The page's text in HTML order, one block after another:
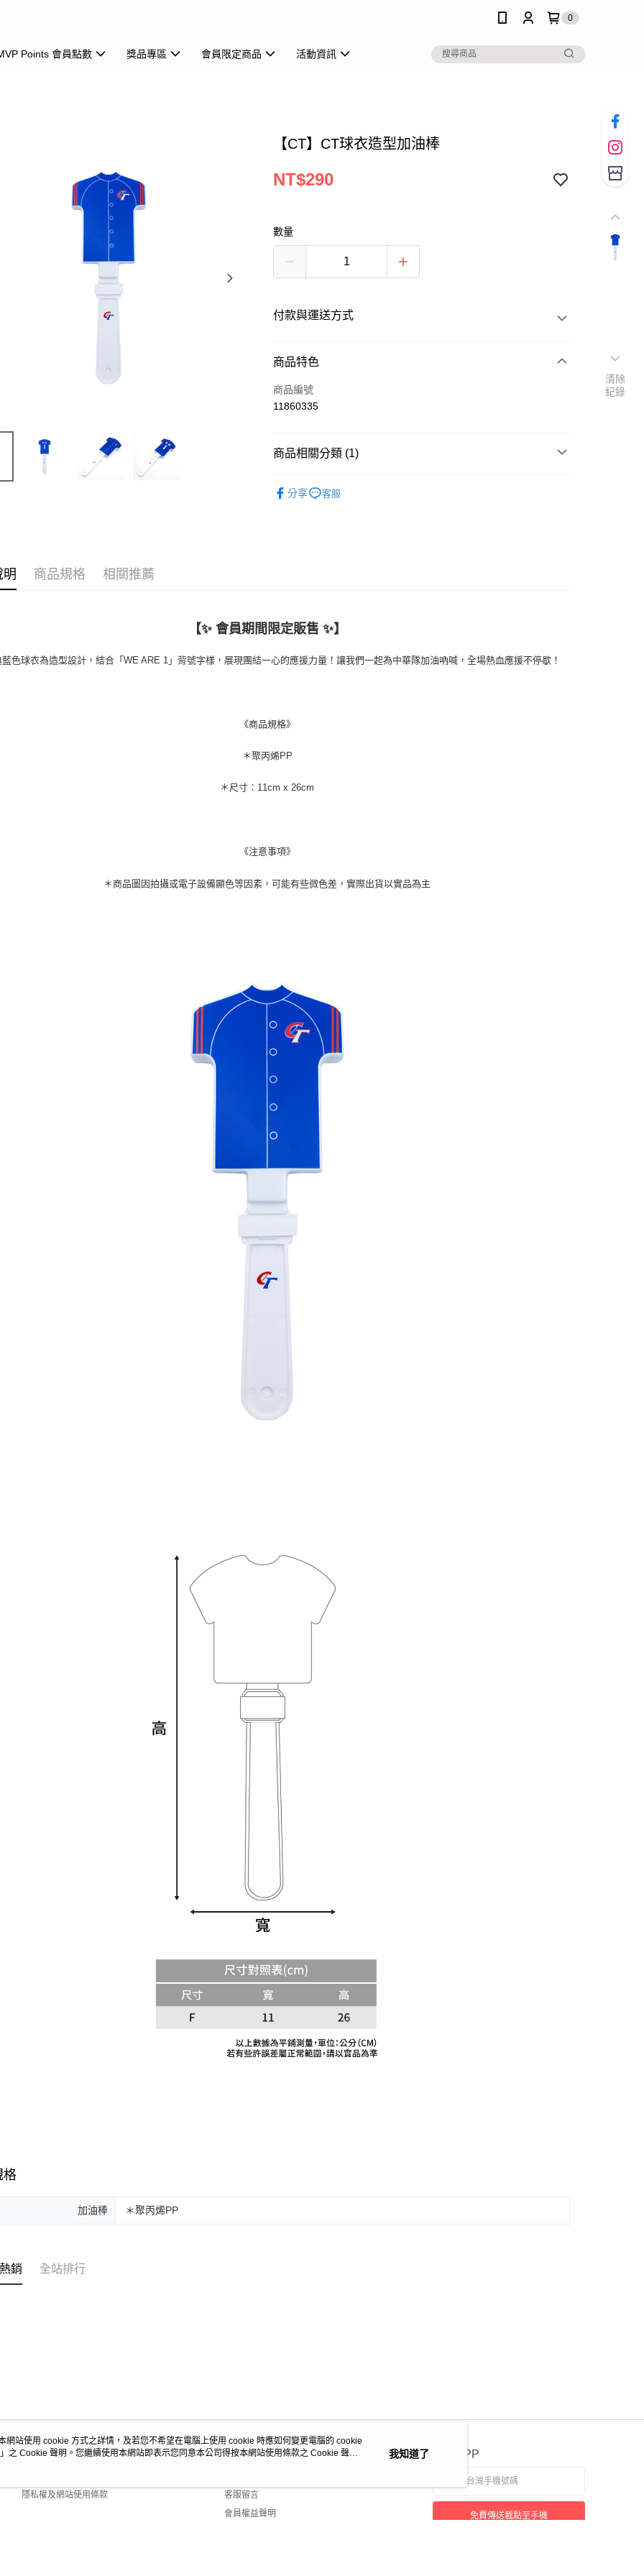
0
Points 會員點數 獎品專區 會員限定商品 活動資訊
【CT】CT球衣造型加油棒
NT$290
數量
付款與運送方式
付款方式
信用卡一次付款
運送方式
新竹物流
商品特色
商品編號
11860335
商品相關分類 (1)
分享
客服
明 商品規格 相關推薦
【✨ 會員期間限定販售 ✨】
色球衣為造型設計，結合「WE ARE 1」背號字樣，展現團結一心的應援力量！讓我們一起為中華隊加油吶喊，全場熱血應援不停歇！
《商品規格》
＊聚丙烯PP
＊尺寸：11cm x 26cm
《注意事項》
＊商品圖因拍攝或電子設備顯色等因素，可能有些微色差，實際出貨以實品為主
格
加油棒 ＊聚丙烯PP
銷 全站排行
關於我們
隱私權及網站使用條款
客服資訊
客服留言
會員權益聲明
官方APP
免費傳送載點至手機
清除
紀錄
網站使用 cookie 方式之詳情，及若您不希望在電腦上使用 cookie 時應如何變更電腦的 cookie
」之 Cookie 聲明。您繼續使用本網站即表示您同意本公司得按本網站使用條款之 Cookie 聲明
我知道了